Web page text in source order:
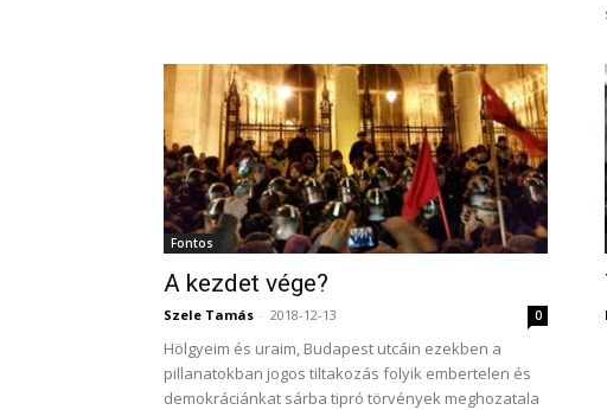
Fontos
A kezdet vége?
Szele Tamás - 2018-12-13 0
Hölgyeim és uraim, Budapest utcáin ezekben a
pillanatokban jogos tiltakozás folyik embertelen és
demokráciánkat sárba tipró törvények meghozatala